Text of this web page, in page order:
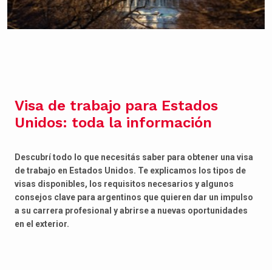
Visa de trabajo para Estados
Unidos: toda la información
Descubrí todo lo que necesitás saber para obtener una visa
de trabajo en Estados Unidos. Te explicamos los tipos de
visas disponibles, los requisitos necesarios y algunos
consejos clave para argentinos que quieren dar un impulso
a su carrera profesional y abrirse a nuevas oportunidades
en el exterior.